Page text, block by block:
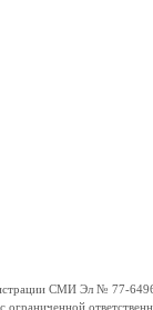
СМИ Эл № 77-